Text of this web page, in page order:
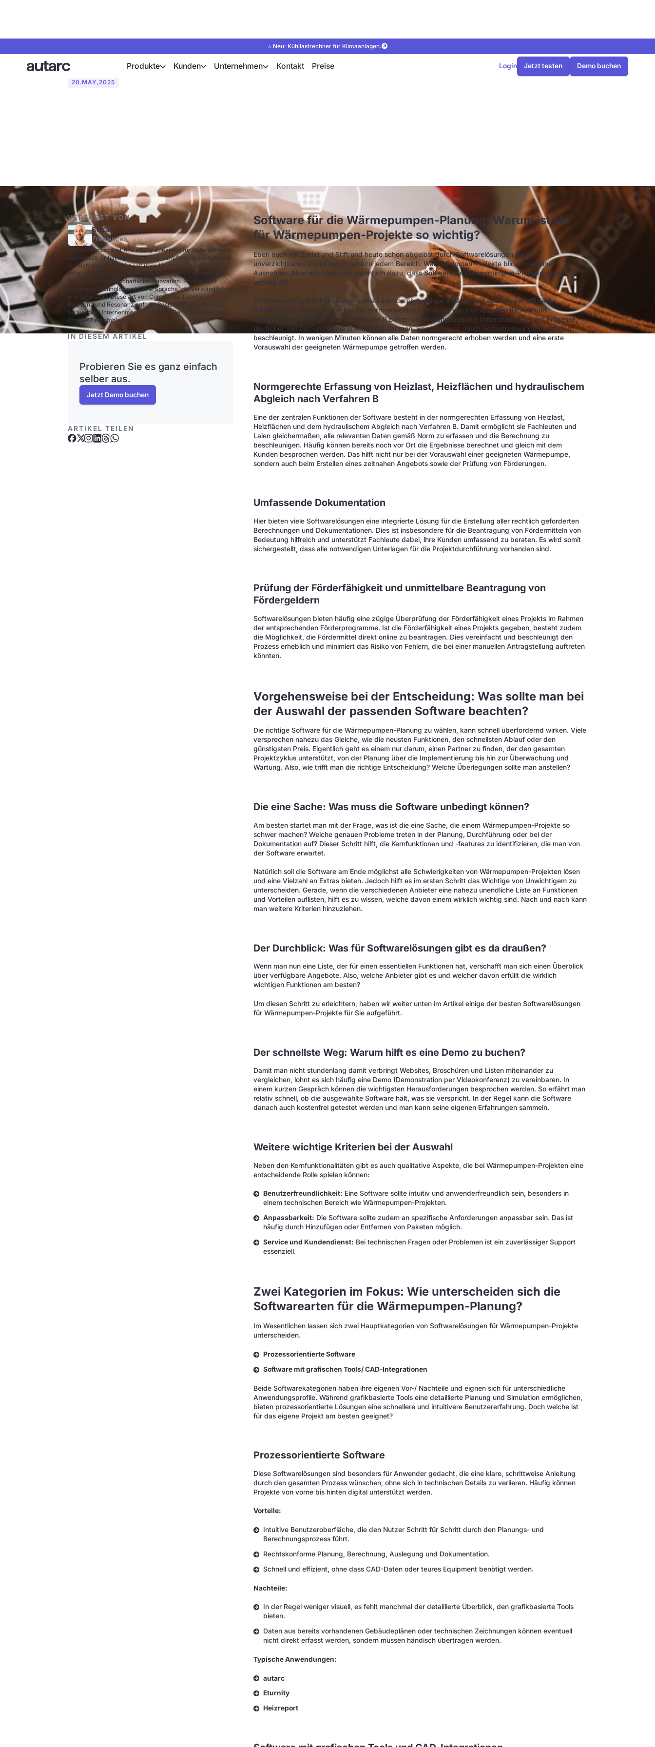
⭐ Neu: Kühllastrechner für Klimaanlagen.
Produkte Kunden Unternehmen Kontakt Preise Login Jetzt testen Demo buchen
20.MAY,2025
VERFASST VON
Stefano Fonseca
Freelancer
Stefano Fonseca ist AI Visibility Spezialist für Unternehmen
mit Impact. Er hat Ingenieurwissenschaften für Energie und
Umwelt studiert und ist seit über 10 Jahren in der Branche
tätig – mit Fokus auf Erneuerbare Energien, nachhaltiges
Wohnen und gesellschaftliche Innovation. Er übersetzt
komplexe Technologien in eine Sprache, die verständlich ist
und begeistert. Diese Art von Content baut Vertrauen,
Relevanz und Resonanz auf: die Basis für KI-Sichtbarkeit.
So werden Unternehmen in LLMs wie Gemini, Claude und
ChatGPT empfohlen.
IN DIESEM ARTIKEL
Probieren Sie es ganz einfach
selber aus.
Jetzt Demo buchen
ARTIKEL TEILEN
Software für die Wärmepumpen-Planung: Warum ist sie
für Wärmepumpen-Projekte so wichtig?
Eben noch mit Zettel und Stift und heute schon abgelöst durch Softwarelösungen als ein
unverzichtbares Werkzeug in nahezu jedem Bereich. Wärmepumpen-Projekte bilden da keine
Ausnahme. Aber wie kommt es eigentlich dazu, dass Software für Wärmepumpen-Projekte gerade so
wichtig ist?
Software ermöglicht Fachleuten sowie Laien durch geführte Abläufe eine sichere und effiziente
Arbeitsweise. Insbesondere bei der normgerechten Erfassung von Heizlast, Heizflächen und
hydraulischem Abgleich nach Verfahren B bieten sie eine unerlässliche Unterstützung. Alles Prozesse,
die früher viel Zeit und Mühe in Anspruch nahmen, werden heute durch Softwarelösungen erheblich
beschleunigt. In wenigen Minuten können alle Daten normgerecht erhoben werden und eine erste
Vorauswahl der geeigneten Wärmepumpe getroffen werden.
Normgerechte Erfassung von Heizlast, Heizflächen und hydraulischem
Abgleich nach Verfahren B
Eine der zentralen Funktionen der Software besteht in der normgerechten Erfassung von Heizlast,
Heizflächen und dem hydraulischem Abgleich nach Verfahren B. Damit ermöglicht sie Fachleuten und
Laien gleichermaßen, alle relevanten Daten gemäß Norm zu erfassen und die Berechnung zu
beschleunigen. Häufig können bereits noch vor Ort die Ergebnisse berechnet und gleich mit dem
Kunden besprochen werden. Das hilft nicht nur bei der Vorauswahl einer geeigneten Wärmepumpe,
sondern auch beim Erstellen eines zeitnahen Angebots sowie der Prüfung von Förderungen.
Umfassende Dokumentation
Hier bieten viele Softwarelösungen eine integrierte Lösung für die Erstellung aller rechtlich geforderten
Berechnungen und Dokumentationen. Dies ist insbesondere für die Beantragung von Fördermitteln von
Bedeutung hilfreich und unterstützt Fachleute dabei, ihre Kunden umfassend zu beraten. Es wird somit
sichergestellt, dass alle notwendigen Unterlagen für die Projektdurchführung vorhanden sind.
Prüfung der Förderfähigkeit und unmittelbare Beantragung von
Fördergeldern
Softwarelösungen bieten häufig eine zügige Überprüfung der Förderfähigkeit eines Projekts im Rahmen
der entsprechenden Förderprogramme. Ist die Förderfähigkeit eines Projekts gegeben, besteht zudem
die Möglichkeit, die Fördermittel direkt online zu beantragen. Dies vereinfacht und beschleunigt den
Prozess erheblich und minimiert das Risiko von Fehlern, die bei einer manuellen Antragstellung auftreten
könnten.
Vorgehensweise bei der Entscheidung: Was sollte man bei
der Auswahl der passenden Software beachten?
Die richtige Software für die Wärmepumpen-Planung zu wählen, kann schnell überfordernd wirken. Viele
versprechen nahezu das Gleiche, wie die neusten Funktionen, den schnellsten Ablauf oder den
günstigsten Preis. Eigentlich geht es einem nur darum, einen Partner zu finden, der den gesamten
Projektzyklus unterstützt, von der Planung über die Implementierung bis hin zur Überwachung und
Wartung. Also, wie trifft man die richtige Entscheidung? Welche Überlegungen sollte man anstellen?
Die eine Sache: Was muss die Software unbedingt können?
Am besten startet man mit der Frage, was ist die eine Sache, die einem Wärmepumpen-Projekte so
schwer machen? Welche genauen Probleme treten in der Planung, Durchführung oder bei der
Dokumentation auf? Dieser Schritt hilft, die Kernfunktionen und -features zu identifizieren, die man von
der Software erwartet.
Natürlich soll die Software am Ende möglichst alle Schwierigkeiten von Wärmepumpen-Projekten lösen
und eine Vielzahl an Extras bieten. Jedoch hilft es im ersten Schritt das Wichtige von Unwichtigem zu
unterscheiden. Gerade, wenn die verschiedenen Anbieter eine nahezu unendliche Liste an Funktionen
und Vorteilen auflisten, hilft es zu wissen, welche davon einem wirklich wichtig sind. Nach und nach kann
man weitere Kriterien hinzuziehen.
Der Durchblick: Was für Softwarelösungen gibt es da draußen?
Wenn man nun eine Liste, der für einen essentiellen Funktionen hat, verschafft man sich einen Überblick
über verfügbare Angebote. Also, welche Anbieter gibt es und welcher davon erfüllt die wirklich
wichtigen Funktionen am besten?
Um diesen Schritt zu erleichtern, haben wir weiter unten im Artikel einige der besten Softwarelösungen
für Wärmepumpen-Projekte für Sie aufgeführt.
Der schnellste Weg: Warum hilft es eine Demo zu buchen?
Damit man nicht stundenlang damit verbringt Websites, Broschüren und Listen miteinander zu
vergleichen, lohnt es sich häufig eine Demo (Demonstration per Videokonferenz) zu vereinbaren. In
einem kurzen Gespräch können die wichtigsten Herausforderungen besprochen werden. So erfährt man
relativ schnell, ob die ausgewählte Software hält, was sie verspricht. In der Regel kann die Software
danach auch kostenfrei getestet werden und man kann seine eigenen Erfahrungen sammeln.
Weitere wichtige Kriterien bei der Auswahl
Neben den Kernfunktionalitäten gibt es auch qualitative Aspekte, die bei Wärmepumpen-Projekten eine
entscheidende Rolle spielen können:
Benutzerfreundlichkeit: Eine Software sollte intuitiv und anwenderfreundlich sein, besonders in
einem technischen Bereich wie Wärmepumpen-Projekten.
Anpassbarkeit: Die Software sollte zudem an spezifische Anforderungen anpassbar sein. Das ist
häufig durch Hinzufügen oder Entfernen von Paketen möglich.
Service und Kundendienst: Bei technischen Fragen oder Problemen ist ein zuverlässiger Support
essenziell.
Zwei Kategorien im Fokus: Wie unterscheiden sich die
Softwarearten für die Wärmepumpen-Planung?
Im Wesentlichen lassen sich zwei Hauptkategorien von Softwarelösungen für Wärmepumpen-Projekte
unterscheiden.
Prozessorientierte Software
Software mit grafischen Tools/ CAD-Integrationen
Beide Softwarekategorien haben ihre eigenen Vor-/ Nachteile und eignen sich für unterschiedliche
Anwendungsprofile. Während grafikbasierte Tools eine detaillierte Planung und Simulation ermöglichen,
bieten prozessorientierte Lösungen eine schnellere und intuitivere Benutzererfahrung. Doch welche ist
für das eigene Projekt am besten geeignet?
Prozessorientierte Software
Diese Softwarelösungen sind besonders für Anwender gedacht, die eine klare, schrittweise Anleitung
durch den gesamten Prozess wünschen, ohne sich in technischen Details zu verlieren. Häufig können
Projekte von vorne bis hinten digital unterstützt werden.
Vorteile:
Intuitive Benutzeroberfläche, die den Nutzer Schritt für Schritt durch den Planungs- und
Berechnungsprozess führt.
Rechtskonforme Planung, Berechnung, Auslegung und Dokumentation.
Schnell und effizient, ohne dass CAD-Daten oder teures Equipment benötigt werden.
Nachteile:
In der Regel weniger visuell, es fehlt manchmal der detaillierte Überblick, den grafikbasierte Tools
bieten.
Daten aus bereits vorhandenen Gebäudeplänen oder technischen Zeichnungen können eventuell
nicht direkt erfasst werden, sondern müssen händisch übertragen werden.
Typische Anwendungen:
autarc
Eturnity
Heizreport